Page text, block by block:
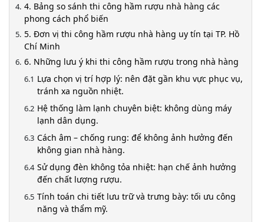
4. Bảng so sánh thi công hầm rượu nhà hàng các
phong cách phổ biến
5. Đơn vị thi công hầm rượu nhà hàng uy tín tại TP. Hồ
Chí Minh
6. Những lưu ý khi thi công hầm rượu trong nhà hàng
Lựa chọn vị trí hợp lý: nên đặt gần khu vực phục vụ,
tránh xa nguồn nhiệt.
Hệ thống làm lạnh chuyên biệt: không dùng máy
lạnh dân dụng.
Cách âm – chống rung: để không ảnh hưởng đến
không gian nhà hàng.
Sử dụng đèn không tỏa nhiệt: hạn chế ảnh hưởng
đến chất lượng rượu.
Tính toán chi tiết lưu trữ và trưng bày: tối ưu công
năng và thẩm mỹ.